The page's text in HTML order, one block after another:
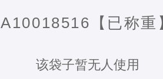
A10018516【已称重
该袋子暂无人使用